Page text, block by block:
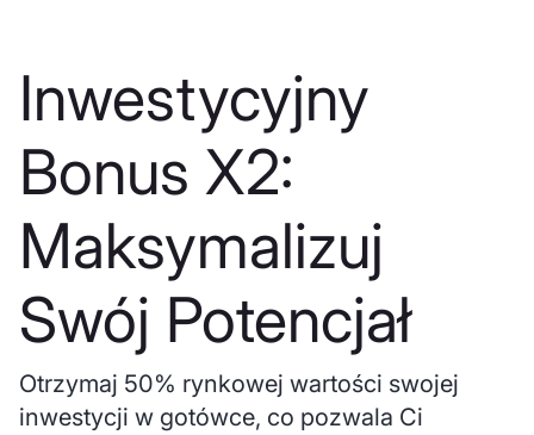
Inwestycyjny
Bonus X2:
Maksymalizuj
Swój Potencjał
Otrzymaj 50% rynkowej wartości swojej
inwestycji w gotówce, co pozwala Ci